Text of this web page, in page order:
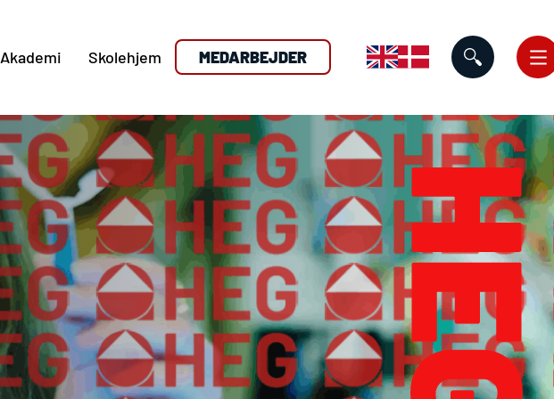
Akademi Skolehjem MEDARBEJDER